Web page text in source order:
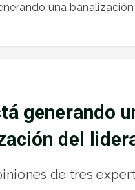
una
generando
del
de tres